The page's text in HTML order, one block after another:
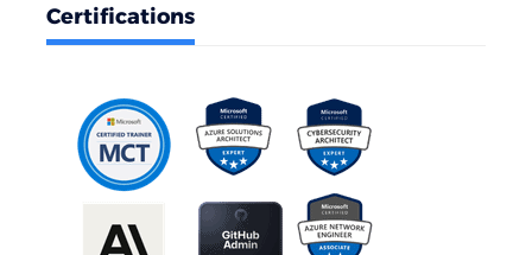
Certifications